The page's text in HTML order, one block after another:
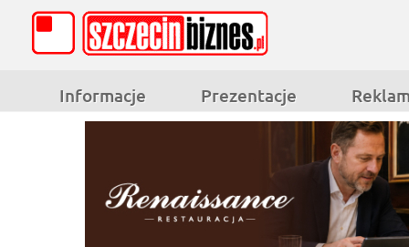
Informacje Prezentacje